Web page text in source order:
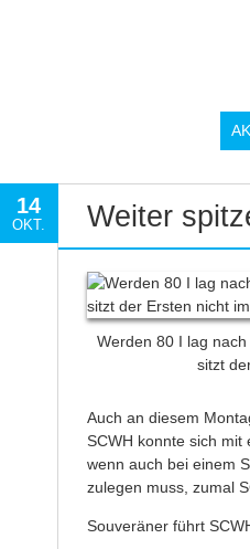
14
OKT. Weiter
Werden 80 I lag
sitzt
Auch an diesem
SCWH konnte sich mit
wenn auch bei einem
zulegen muss, zumal
Souveräner führt